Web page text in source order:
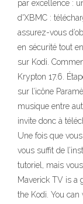
par excellence :
d'XBMC :
assurez-vous
en sécurité tout
sur Kodi.
Krypton 17.6.
sur l’icône
musique entre
invite donc à
Une fois que vous
vous suffit de
tutoriel, mais
Maverick TV is a
the Kodi. You